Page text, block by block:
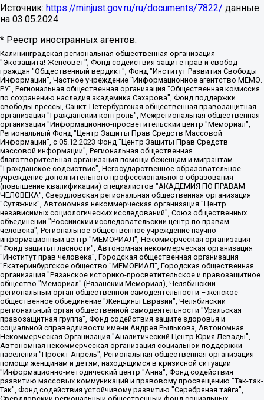
Источник: https://minjust.gov.ru/ru/documents/7822/ данные
на 03.05.2024
* Реестр иностранных агентов:
Калининградская региональная общественная организация "Экозащита!-Женсовет", Фонд содействия защите прав и свобод граждан "Общественный вердикт", Фонд "Институт Развития Свободы Информации", Частное учреждение "Информационное агентство МЕМО. РУ", Региональная общественная организация "Общественная комиссия по сохранению наследия академика Сахарова", Фонд поддержки свободы прессы, Санкт-Петербургская общественная правозащитная организация "Гражданский контроль", Межрегиональная общественная организация "Информационно-просветительский центр "Мемориал", Региональный Фонд "Центр Защиты Прав Средств Массовой Информации", с 05.12.2023 Фонд "Центр Защиты Прав Средств массовой информации", Региональная общественная благотворительная организация помощи беженцам и мигрантам "Гражданское содействие", Негосударственное образовательное учреждение дополнительного профессионального образования (повышение квалификации) специалистов "АКАДЕМИЯ ПО ПРАВАМ ЧЕЛОВЕКА", Свердловская региональная общественная организация "Сутяжник", Автономная некоммерческая организация "Центр независимых социологических исследований", Союз общественных объединений "Российский исследовательский центр по правам человека", Региональное общественное учреждение научно-информационный центр "МЕМОРИАЛ", Некоммерческая организация "Фонд защиты гласности", Автономная некоммерческая организация "Институт прав человека", Городская общественная организация "Екатеринбургское общество "МЕМОРИАЛ", Городская общественная организация "Рязанское историко-просветительское и правозащитное общество "Мемориал" (Рязанский Мемориал), Челябинский региональный орган общественной самодеятельности – женское общественное объединение "Женщины Евразии", Челябинский региональный орган общественной самодеятельности "Уральская правозащитная группа", Фонд содействия защите здоровья и социальной справедливости имени Андрея Рылькова, Автономная Некоммерческая Организация "Аналитический Центр Юрия Левады", Автономная некоммерческая организация социальной поддержки населения "Проект Апрель", Региональная общественная организация помощи женщинам и детям, находящимся в кризисной ситуации "Информационно-методический центр "Анна", Фонд содействия развитию массовых коммуникаций и правовому просвещению "Так-так-Так", Фонд содействия устойчивому развитию "Серебряная тайга", Свердловский региональный общественный фонд социальных проектов "Новое время", "Idel.Реалии", Кавказ.Реалии, Крым.Реалии, Телеканал Настоящее Время, Татаро-башкирская служба Радио Свобода (Azatliq Radiosi), Радио Свободная Европа/Радио Свобода (PCE/PC), "Сибирь.Реалии", "Фактограф", Благотворительный фонд помощи осужденным и их семьям, Автономная некоммерческая организация "Институт глобализации и социальных движений", Фонд "В защиту прав заключенных", Частное учреждение "Центр поддержки и содействия развитию средств массовой информации", Пензенский региональный общественный благотворительный фонд "Гражданский союз", "Север.Реалии", Некоммерческая организация Фонд "Правовая инициатива", Общество с ограниченной ответственностью "Радио Свободная Европа/Радио Свобода", Чешское информационное агентство "MEDIUM-ORIENT", Красноярская региональная общественная организация "Мы против СПИДа", Камалягин Денис Николаевич, Маркелов Сергей Евгеньевич, Пономарев Лев Александрович, Савицкая Людмила Алексеевна, Автономная некоммерческая организация "Центр по работе с проблемой насилия "НАСИЛИЮ.НЕТ", Межрегиональный профессиональный союз работников здравоохранения "Альянс врачей", Юридическое лицо, зарегистрированное в Латвийской Республике, SIA "Medusa Project" (регистрационный номер 40103797863, дата регистрации 10.06.2014), Некоммерческая организация "Фонд по борьбе с коррупцией", Автономная некоммерческая организация "Институт права и публичной политики", Баданин Роман Сергеевич, Гликин Максим Александрович, Железнова Мария Михайловна, Лукьянова Юлия Сергеевна, Маетная Елизавета Витальевна, Маняхин Петр Борисович, Чуракова Ольга Владимировна, Ярош Юлия Петровна, Юридическое лицо "The Insider SIA", зарегистрированное в Риге, Латвийская Республика (дата регистрации 26.06.2015), являющееся администратором доменного имени интернет-издания "The Insider SIA", https://theins.ru, Постернак Алексей Евгеньевич, Рубин Михаил Аркадьевич, Анин Роман Александрович, Юридическое лицо Istories fonds, зарегистрированное в Латвийской Республике (регистрационный номер 50008295751, дата регистрации 24.02.2020), Великовский Дмитрий Александрович, Долинина Ирина Николаевна, Мароховская Алеся Алексеевна, Шлейнов Роман Юрьевич, Шмагун Олеся Валентиновна, Общество с ограниченной ответственностью "Альтаир 2021", Общество с ограниченной ответственностью "Вега 2021", Общество с ограниченной ответственностью "Главный редактор 2021", Общество с ограниченной ответственностью "Ромашки монолит", Важенков Артем Валерьевич, Ивановская областная общественная организация "Центр гендерных исследований", Гурман Юрий Альбертович, Медиапроект "ОВД-Инфо", Егоров Владимир Владимирович, Жилинский Владимир Александрович, Общество с ограниченной ответственностью "ЗП", Иванова София Юрьевна, Карезина Инна Павловна, Кильтау Екатерина Викторовна, Петров Алексей Викторович, Пискунов Сергей Евгеньевич, Смирнов Сергей Сергеевич, Тихонов Михаил Сергеевич, Общество с ограниченной ответственностью "ЖУРНАЛИСТ-ИНОСТРАННЫЙ АГЕНТ", Арапова Галина Юрьевна, Вольтская Татьяна Анатольевна, Американская компания "Mason G.E.S. Anonymous Foundation" (США), являющаяся владельцем интернет-издания https://mnews.world/, Компания "Stichting Bellingcat", зарегистрированная в Нидерландах (дата регистрации 11.07.2018), Захаров Андрей Вячеславович, Клепиковская Екатерина Дмитриевна, Общество с ограниченной ответственностью "МЕМО", Перл Роман Александрович, Симонов Евгений Алексеевич, Соловьева Елена Анатольевна, Сотников Даниил Владимирович, Сурначева Елизавета Дмитриевна, Автономная некоммерческая организация по защите прав человека и информированию населения "Якутия – Наше Мнение", Общество с ограниченной ответственностью "Москоу диджитал медиа", с 26.01.2023 Общество с ограниченной ответственностью "Чайка Белые сады", Ветошкина Валерия Валерьевна, Заговора Максим Александрович, Межрегиональное общественное движение "Российская ЛГБТ - сеть", Оленичев Максим Владимирович, Павлов Иван Юрьевич, Скворцова Елена Сергеевна, Общество с ограниченной ответственностью "Как бы инагент", Кочетков Игорь Викторович, Общество с ограниченной ответственностью "Честные выборы", Еланчик Олег Александрович, Общество с ограниченной ответственностью "Нобелевский призыв", Гималова Регина Эмилевна, Григорьев Андрей Валерьевич, Григорьева Алина Александровна, Ассоциация по содействию защите прав призывников, альтернативнослужащих и военнослужащих "Правозащитная группа "Гражданин.Армия.Право", Хисамова Регина Фаритовна, Автономная некоммерческая организация по реализации социально-правовых программ "Лилит", Дальневосточное общественное движение "Маяк", Санкт-Петербургская ЛГБТ-инициативная группа "Выход", Инициативная группа ЛГБТ+ "Реверс", Алексеев Андрей Викторович, Бекбулатова Таисия Львовна, Беляев Иван Михайлович, Владыкина Елена Сергеевна, Гельман Марат Александрович, Никульшина Вероника Юрьевна, Толоконникова Надежда Андреевна, Шендерович Виктор Анатольевич, Общество с ограниченной ответственностью "Данное сообщение", Общество с ограниченной ответственностью Издательский дом "Новая глава", Айнбиндер Александра Александровна, Московский комьюнити-центр для ЛГБТ+инициатив, Благотворительный фонд развития филантропии, Deutsche Welle (Германия, Kurt-Schumacher-Strasse 3, 53113 Bonn), Борзунова Мария Михайловна, Воробьев Виктор Викторович, Голубева Анна Львовна, Константинова Алла Михайловна, Малкова Ирина Владимировна, Мурадов Мурад Абдулгалимович, Осетинская Елизавета Николаевна, Понасенков Евгений Николаевич, Ганапольский Матвей Юрьевич, Киселев Евгений Алексеевич, Борухович Ирина Григорьевна, Дремин Иван Тимофеевич, Дубровский Дмитрий Викторович, Красноярская региональная общественная организация поддержки и развития альтернативных образовательных технологий и межкультурных коммуникаций "ИНТЕРРА", Маяковская Екатерина Алексеевна, Фейгин Марк Захарович, Филимонов Андрей Викторович, Дзугкоева Регина Николаевна, Доброхотов Роман Александрович, Дудь Юрий Александрович, Елкин Сергей Владимирович, Кругликов Кирилл Игоревич, Сабунаева Мария Леонидовна, Семенов Алексей Владимирович, Шаинян Карен Багратович, Шульман Екатерина Михайловна, Асафьев Артур Валерьевич, Вахштайн Виктор Семенович, Венедиктов Алексей Алексеевич, Лушникова Екатерина Евгеньевна, Волков Леонид Михайлович, Невзоров Александр Глебович, Пархоменко Сергей Борисович, Сироткин Ярослав Николаевич, Кара-Мурза Владимир Владимирович, Баранова Наталья Владимировна, Гозман Леонид Яковлевич, Кагарлицкий Борис Юльевич, Климарев Михаил Валерьевич, Милов Владимир Станиславович, Автономная некоммерческая организация Краснодарский центр современного искусства "Типография", Моргенштерн Алишер Тагирович, Соболь Любовь Эдуардовна, Общество с ограниченной ответственностью "ЛИЗА НОРМ", Каспаров Гарри Кимович, Ходорковский Михаил Борисович, Общество с ограниченной ответственностью "Апрельские тезисы", Данилович Ирина Брониславовна, Кашин Олег Владимирович, Петров Николай Владимирович, Пивоваров Алексей Владимирович, Соколов Михаил Владимирович, Цветкова Юлия Владимировна, Чичваркин Евгений Александрович, Комитет против пыток/Команда против пыток, Общество с ограниченной ответственностью "Первый научный", Общество с ограниченной ответственностью "Вертолет и ко", Белоцерковская Вероника Борисовна, Кац Максим Евгеньевич, Лазарева Татьяна Юрьевна, Шаведдинов Руслан Табризович, Яшин Илья Валерьевич, Общество с ограниченной ответственностью "Иноагент ААВ", Алешковский Дмитрий Петрович, Альбац Евгения Марковна, Быков Дмитрий Львович, Галямина Юлия Евгеньевна, Лойко Сергей Леонидович, Мартынов Кирилл Константинович, Медведев Сергей Александрович, Крашенинников Федор Геннадиевич, Гордеева Катерина Вл